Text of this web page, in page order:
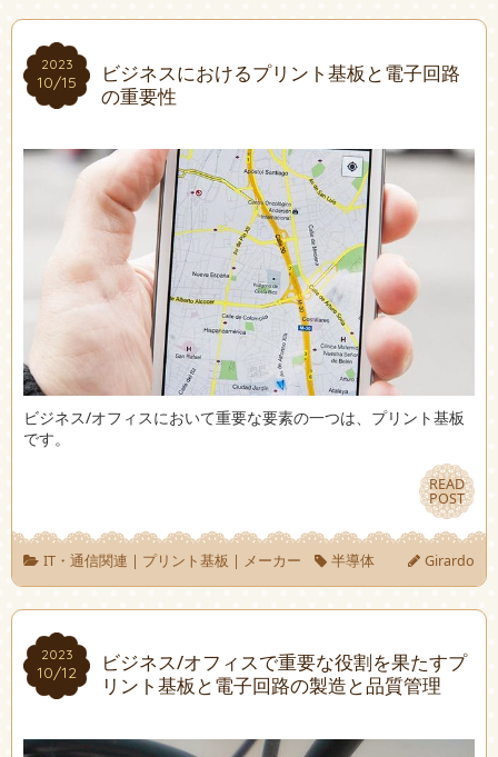
2023
10/15
2023
10/15
ビジネスにおけるプリント基板と電子回路
の重要性
ビジネス/オフィスにおいて重要な要素の一つは、プリント基板
です。
READ
POST
READ
POST
IT・通信関連 | プリント基板 | メーカー 半導体 Girardo
2023
10/12
2023
10/12
ビジネス/オフィスで重要な役割を果たすプ
リント基板と電子回路の製造と品質管理